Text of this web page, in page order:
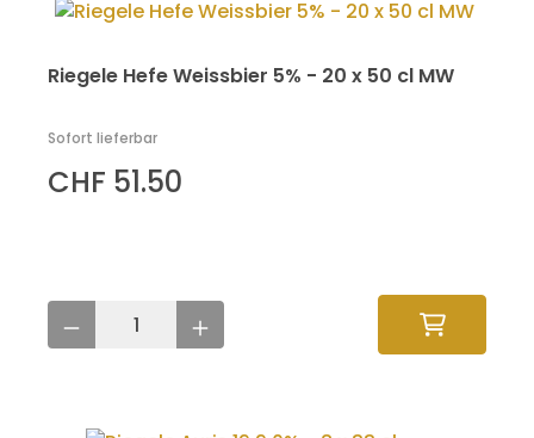
Riegele Hefe Weissbier 5% - 20 x 50 cl MW
Sofort lieferbar
CHF 51.50